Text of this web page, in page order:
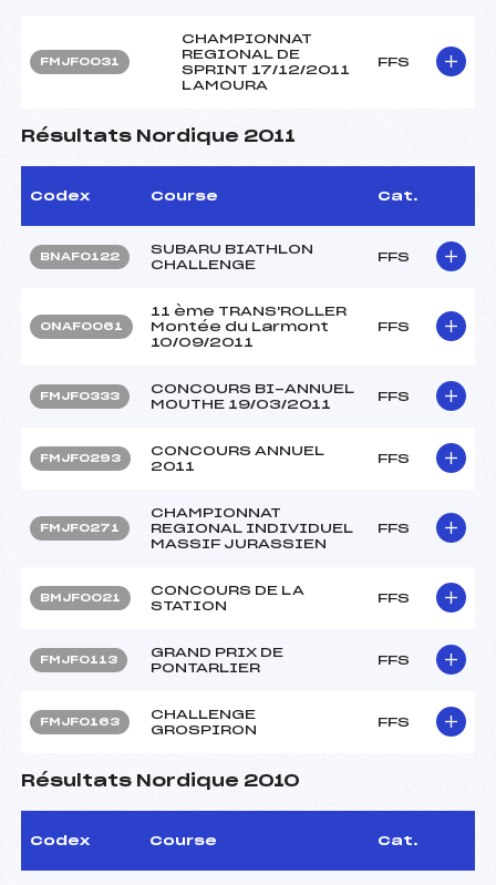
FMJF0031
CHAMPIONNAT
REGIONAL DE
SPRINT 17/12/2011
LAMOURA
FFS
Résultats Nordique 2011
Codex Course Cat.
BNAF0122
SUBARU BIATHLON
CHALLENGE
FFS
ONAF0061
11 ème TRANS'ROLLER
Montée du Larmont
10/09/2011
FFS
FMJF0333
CONCOURS BI-ANNUEL
MOUTHE 19/03/2011
FFS
FMJF0293
CONCOURS ANNUEL
2011
FFS
FMJF0271
CHAMPIONNAT
REGIONAL INDIVIDUEL
MASSIF JURASSIEN
FFS
BMJF0021
CONCOURS DE LA
STATION
FFS
FMJF0113
GRAND PRIX DE
PONTARLIER
FFS
FMJF0163
CHALLENGE
GROSPIRON
FFS
Résultats Nordique 2010
Codex Course Cat.